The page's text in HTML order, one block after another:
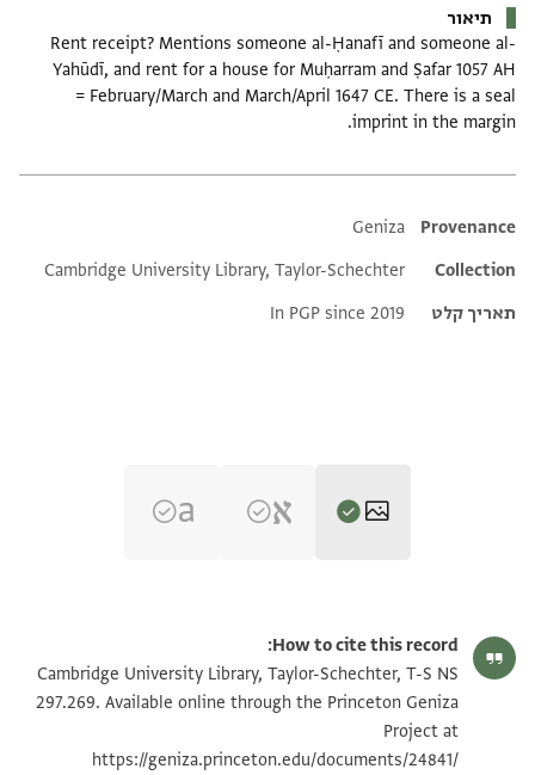
תיאור
Rent receipt? Mentions someone al-Ḥanafī and someone al-
Yahūdī, and rent for a house for Muḥarram and Ṣafar 1057 AH
= February/March and March/April 1647 CE. There is a seal
imprint in the margin.
Additional metadata
Provenance
Geniza
Collection
Cambridge University Library, Taylor-Schechter
תאריך קלט
In PGP since 2019
T-S NS 297.269 1v הגדל וסובב
תנאי היתר שימוש בתצלום
How to cite this record:
Cambridge University Library, Taylor-Schechter, T-S NS
297.269. Available online through the Princeton Geniza
Project at
https://geniza.princeton.edu/documents/24841/